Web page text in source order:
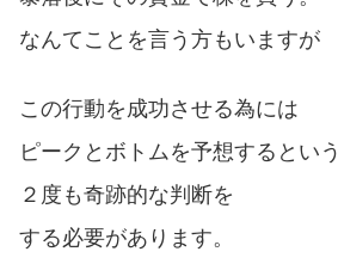
なんてことを言う方もいますが
この行動を成功させる為には
ピークとボトムを予想するという
２度も奇跡的な判断を
する必要があります。